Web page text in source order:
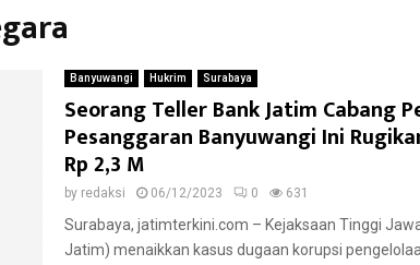
Banyuwangi Hukrim Surabaya
Seorang Teller Bank Jatim Cabang
Pesanggaran Banyuwangi Ini
Rp 2,3 M
by redaksi 06/12/2023 0 631
Surabaya, jatimterkini.com – Kejaksaan Tinggi
Jatim) menaikkan kasus dugaan korupsi